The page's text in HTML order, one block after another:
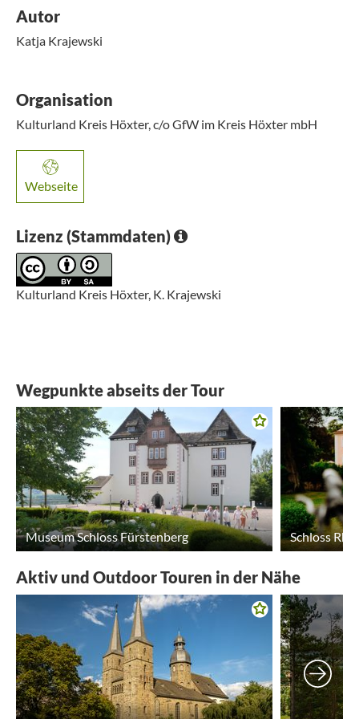
Autor
Katja Krajewski
Organisation
Kulturland Kreis Höxter, c/o GfW im Kreis Höxter mbH
Webseite
Lizenz (Stammdaten)
Kulturland Kreis Höxter, K. Krajewski
Wegpunkte abseits der Tour
Museum Schloss Fürstenberg Schloss
Aktiv und Outdoor Touren in der Nähe